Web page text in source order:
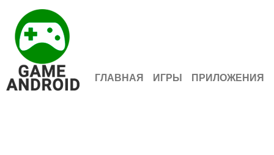
ГЛАВНАЯ ИГРЫ ПРИЛОЖЕНИЯ